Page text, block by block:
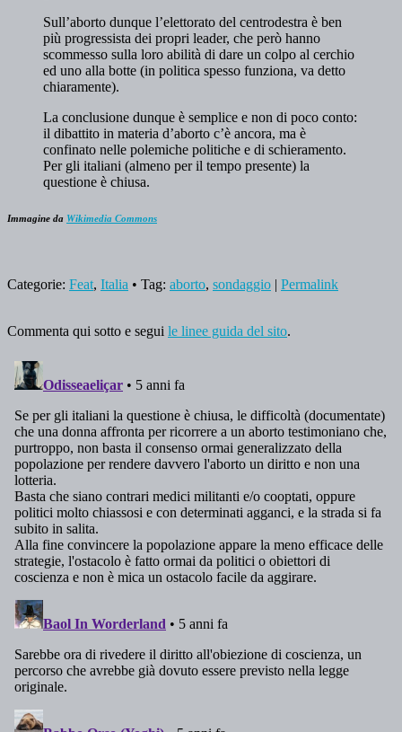
Sull’aborto dunque l’elettorato del centrodestra è ben
più progressista dei propri leader, che però hanno
scommesso sulla loro abilità di dare un colpo al cerchio
ed uno alla botte (in politica spesso funziona, va detto
chiaramente).
La conclusione dunque è semplice e non di poco conto:
il dibattito in materia d’aborto c’è ancora, ma è
confinato nelle polemiche politiche e di schieramento.
Per gli italiani (almeno per il tempo presente) la
questione è chiusa.
Immagine da Wikimedia Commons
Categorie: Feat, Italia • Tag: aborto, sondaggio | Permalink
Commenta qui sotto e segui le linee guida del sito.